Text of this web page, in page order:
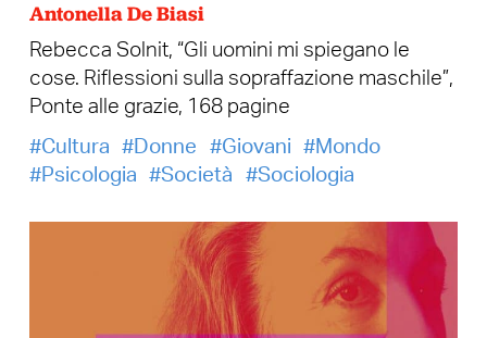
Antonella De Biasi
Rebecca Solnit, “Gli uomini mi spiegano le
cose. Riflessioni sulla sopraffazione maschile”,
Ponte alle grazie, 168 pagine
Cultura
Donne Giovani
Mondo
Psicologia
Società Sociologia